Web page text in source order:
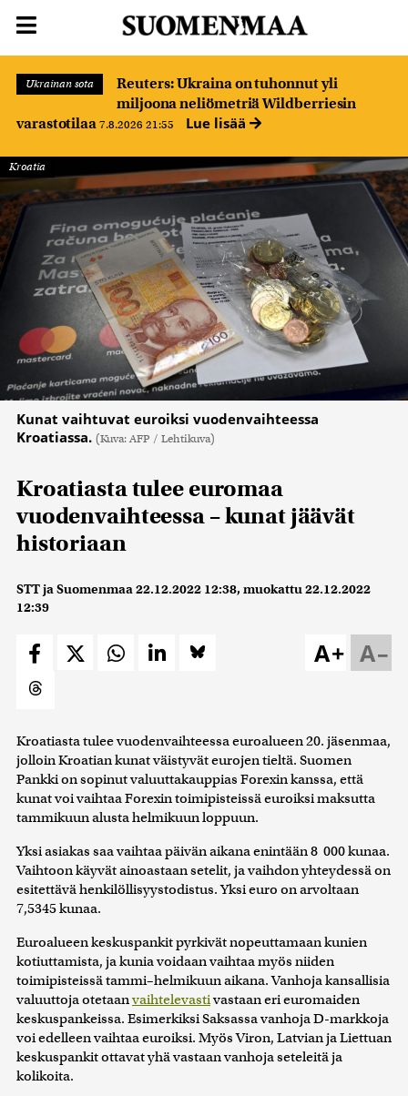
Ukrainan sota
Reuters: Ukraina on tuhonnut yli
miljoona neliömetriä Wildberriesin
varastotilaa 7.8.2026 21:55 Lue lisää
Kroatia
Kunat vaihtuvat euroiksi vuodenvaihteessa
Kroatiassa. (Kuva: AFP / Lehtikuva)
Kroatiasta tulee euromaa
vuodenvaihteessa – kunat jäävät
historiaan
STT ja Suomenmaa22.12.2022 12:38, muokattu22.12.2022
12:39
A–
A+
Kroatiasta tulee vuodenvaihteessa euroalueen 20. jäsenmaa,
jolloin Kroatian kunat väistyvät eurojen tieltä. Suomen
Pankki on sopinut valuuttakauppias Forexin kanssa, että
kunat voi vaihtaa Forexin toimipisteissä euroiksi maksutta
tammikuun alusta helmikuun loppuun.
Yksi asiakas saa vaihtaa päivän aikana enintään 8 000 kunaa.
Vaihtoon käyvät ainoastaan setelit, ja vaihdon yhteydessä on
esitettävä henkilöllisyystodistus. Yksi euro on arvoltaan
7,5345 kunaa.
Euroalueen keskuspankit pyrkivät nopeuttamaan kunien
kotiuttamista, ja kunia voidaan vaihtaa myös niiden
toimipisteissä tammi–helmikuun aikana. Vanhoja kansallisia
valuuttoja otetaanvaihtelevastivastaan eri euromaiden
keskuspankeissa. Esimerkiksi Saksassa vanhoja D-markkoja
voi edelleen vaihtaa euroiksi. Myös Viron, Latvian ja Liettuan
keskuspankit ottavat yhä vastaan vanhoja seteleitä ja
kolikoita.